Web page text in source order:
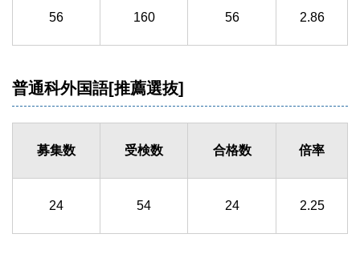
56 160 56 2.86
普通科外国語[推薦選抜]
募集数 受検数 合格数 倍率
24 54 24 2.25